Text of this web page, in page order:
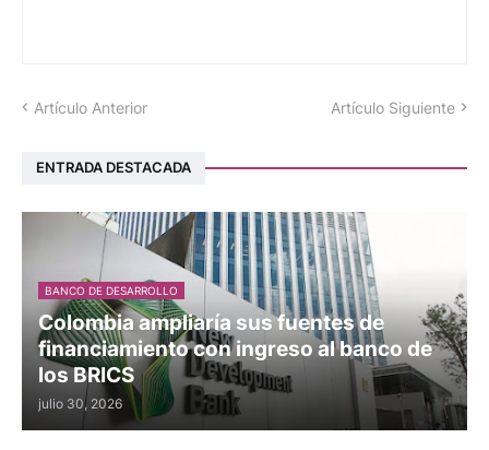
Artículo Anterior Artículo Siguiente
ENTRADA DESTACADA
BANCO DE DESARROLLO
Colombia ampliaría sus fuentes de
financiamiento con ingreso al banco de
los BRICS
julio 30, 2026